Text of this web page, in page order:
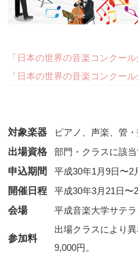
「日本の世界の音楽コンクー
「日本の世界の音楽コンクー
対象楽器
ピアノ、声楽、管
出場資格
部門・クラスに該
申込期間
平成30年1月9日〜2
開催日程
平成30年3月21日〜
会場
平成音楽大学サテ
参加料
出場クラスにより
9,000円。